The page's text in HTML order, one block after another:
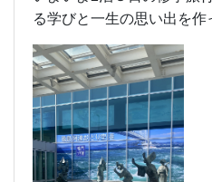
る学びと一生の思い出を作